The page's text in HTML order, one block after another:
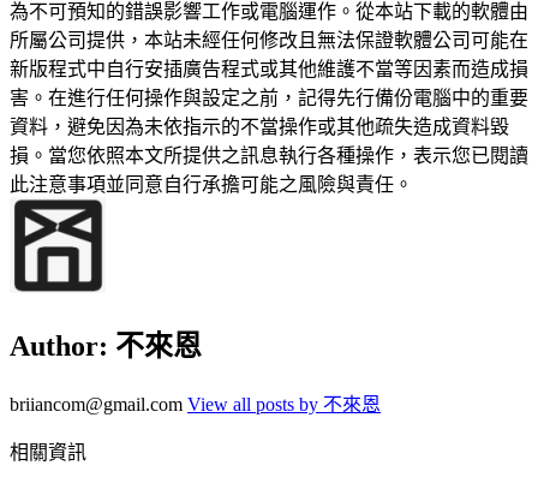
為不可預知的錯誤影響工作或電腦運作。從本站下載的軟體由
所屬公司提供，本站未經任何修改且無法保證軟體公司可能在
新版程式中自行安插廣告程式或其他維護不當等因素而造成損
害。在進行任何操作與設定之前，記得先行備份電腦中的重要
資料，避免因為未依指示的不當操作或其他疏失造成資料毀
損。當您依照本文所提供之訊息執行各種操作，表示您已閱讀
此注意事項並同意自行承擔可能之風險與責任。
Author: 不來恩
briiancom@gmail.com View all posts by 不來恩
相關資訊